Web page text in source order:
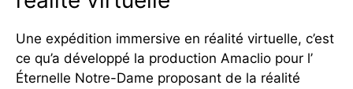
Une expédition immersive en réalité virtuelle, c’est
ce qu’a développé la production Amaclio pour l’
Éternelle Notre-Dame proposant de la réalité